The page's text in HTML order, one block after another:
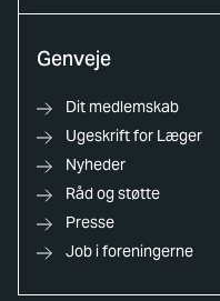
Genveje
Dit medlemskab
Ugeskrift for Læger
Nyheder
Råd og støtte
Presse
Job i foreningerne